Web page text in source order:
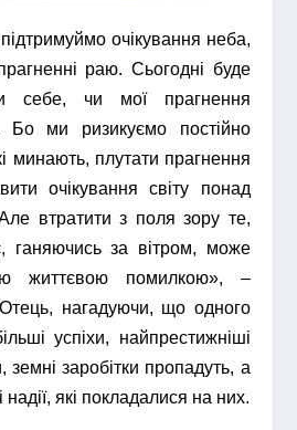
очікування неба,
раю. Сьогодні буде
себе, чи мої прагнення
Бо ми ризикуємо постійно
минають, плутати прагнення
очікування світу понад
втратити з поля зору те,
ганяючись за вітром, може
життєвою помилкою», –
нагадуючи, що одного
успіхи, найпрестижніші
земні заробітки пропадуть, а
які покладалися на них.